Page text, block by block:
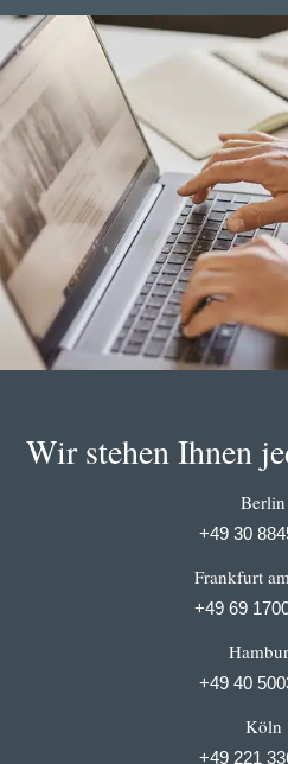
Wir stehen Ihnen
Berlin
+49 30
Frankfurt
+49 69
+49 40
Köln
+49 221